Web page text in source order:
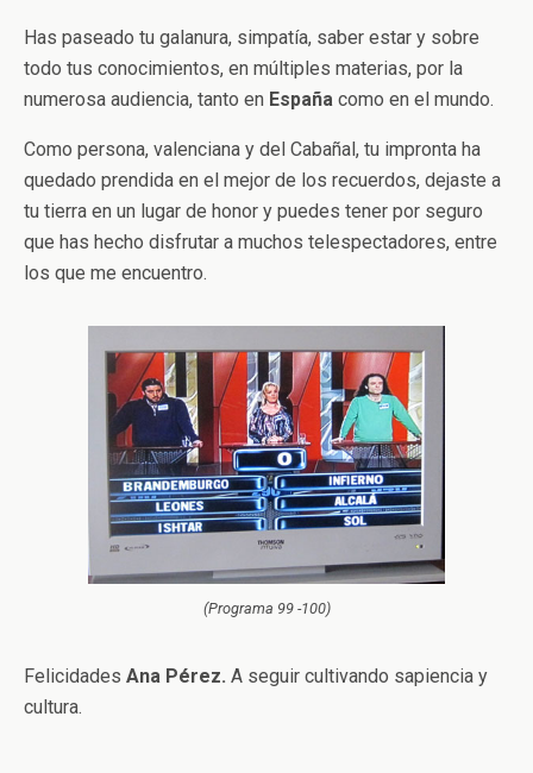
Has paseado tu galanura, simpatía, saber estar y sobre
todo tus conocimientos, en múltiples materias, por la
numerosa audiencia, tanto en España como en el mundo.
Como persona, valenciana y del Cabañal, tu impronta ha
quedado prendida en el mejor de los recuerdos, dejaste a
tu tierra en un lugar de honor y puedes tener por seguro
que has hecho disfrutar a muchos telespectadores, entre
los que me encuentro.
(Programa 99 -100)
Felicidades Ana Pérez. A seguir cultivando sapiencia y
cultura.